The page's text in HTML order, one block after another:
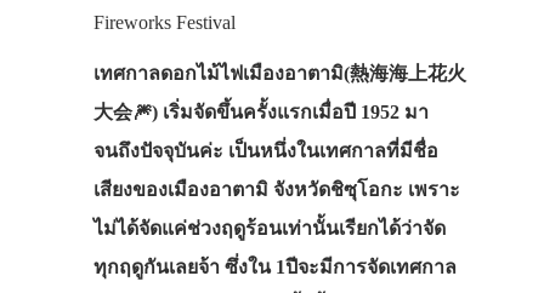
Fireworks Festival
เทศกาลดอกไม้ไฟเมืองอาตามิ(熱海海上花火
大会🎆) เริ่มจัดขึ้นครั้งแรกเมื่อปี 1952 มา
จนถึงปัจจุบันค่ะ เป็นหนึ่งในเทศกาลที่มีชื่อ
เสียงของเมืองอาตามิ จังหวัดชิซุโอกะ เพราะ
ไม่ได้จัดแค่ช่วงฤดูร้อนเท่านั้นเรียกได้ว่าจัด
ทุกฤดูกันเลยจ้า ซึ่งใน 1ปีจะมีการจัดเทศกาล